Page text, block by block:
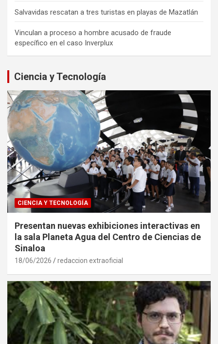
Salvavidas rescatan a tres turistas en playas de Mazatlán
Vinculan a proceso a hombre acusado de fraude
específico en el caso Inverplux
Ciencia y Tecnología
CIENCIA Y TECNOLOGÍA
Presentan nuevas exhibiciones interactivas en
la sala Planeta Agua del Centro de Ciencias de
Sinaloa
18/06/2026 redaccion extraoficial